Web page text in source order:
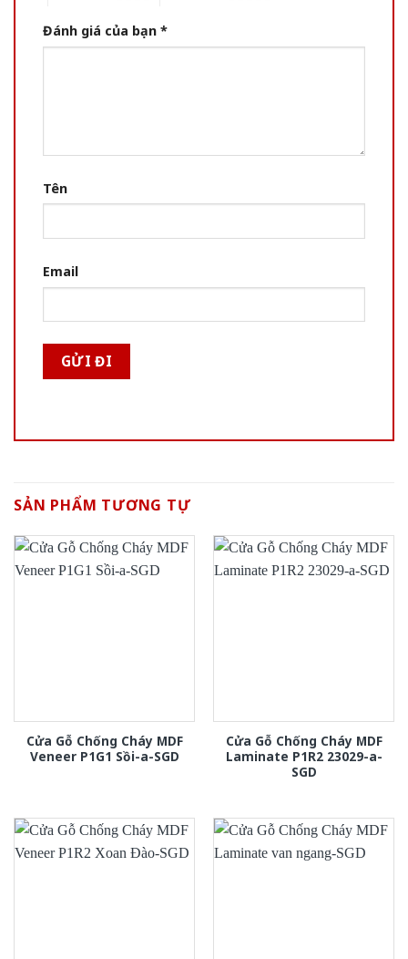
Đánh giá của bạn *
Tên
Email
SẢN PHẨM TƯƠNG TỰ
Cửa Gỗ Chống Cháy MDF
Veneer P1G1 Sồi-a-SGD
Cửa Gỗ Chống Cháy MDF
Laminate P1R2 23029-a-
SGD